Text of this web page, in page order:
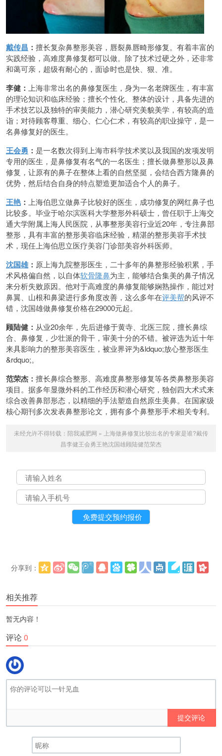
戴传昌 ： 擅长复杂鼻整形美容，唇裂鼻唇畸形修复。有着丰富的
实践经验，高难度鼻修复都可以做。除了技术过硬之外，还非常
和蔼可亲，超级有耐心的，面诊时也是快、狠、准。
李健： 上海非常出名的鼻修复医生，身为一名老牌医生，有丰富
的理论知识和临床经验；擅长个性化、整体的设计，具备先进的
手术技艺以及独特的审美能力，潜心研究美貌美学，有较高的造
诣；对待顾客尊重、细心、仁心仁术，有较高的职业操守，是一
名鼻修复好的医生。
王会勇 ： 是一名数次得到上海市科学技术奖以及我国的发项发明
专用的医生，是鼻修复有名气的一名医生；擅长做鼻整形以及鼻
修复，让原有的鼻子在整体上看的自然坚挺，会结合西方隆鼻的
优势，然后结合自身的特点塑造更加适合个人的鼻子。
王艳： 上海伯思立做鼻子比较好的医生，成功修复的网红鼻子也
比较多。毕业于哈尔滨医科大学整形外科硕士，曾任职于上海交
通大学附属上海人民医院，从事整形美容行业近20年，专注鼻部
整形，具有丰富的整形美容临床经验，精湛的整形美容手术技
术，现任上海伯思立医疗美容门诊部美容外科医师。
沈国雄： 原上海九院整形医生，二十多年的鼻整形经验积累，手
术风格偏自然，以自体软骨隆鼻为主，能够结合集美的鼻子情况
来分析失败原因。他对于高难度的鼻修复能够娴熟操作，能过对
鼻翼、山根和鼻梁进行多角度改善，这么多年在评美帮的风评不
错，沈国雄做鼻修复价格在29000元起。
顾陆健： 从业20余年，先后进修于黄寺、北医三院，擅长鼻综
合、鼻修复，少壮派的骨干，审美十分的不错。被评选为近十年
来具影响力的整形美容医生，被业界评为&ldquo;放心整形医生
&rdquo;。
范荣杰： 擅长鼻综合整形、高难度鼻整形修复等各类鼻整形美容
项目。据多年显微外科的工作经历和潜心研究，独创四大术式来
综合改善鼻部形态，以精细的手法塑造自然原生美鼻。在国家级
核心期刊多次发表鼻整形论文，拥有多个鼻整形手术相关专利。
未经允许不得转载： 陪我减肥网 » 上海做鼻修复比较出名的专家是谁?戴传
昌李健王会勇王艳沈国雄顾陆健范荣杰
分享到：
相关推荐
暂无内容！
评论0
提交评论